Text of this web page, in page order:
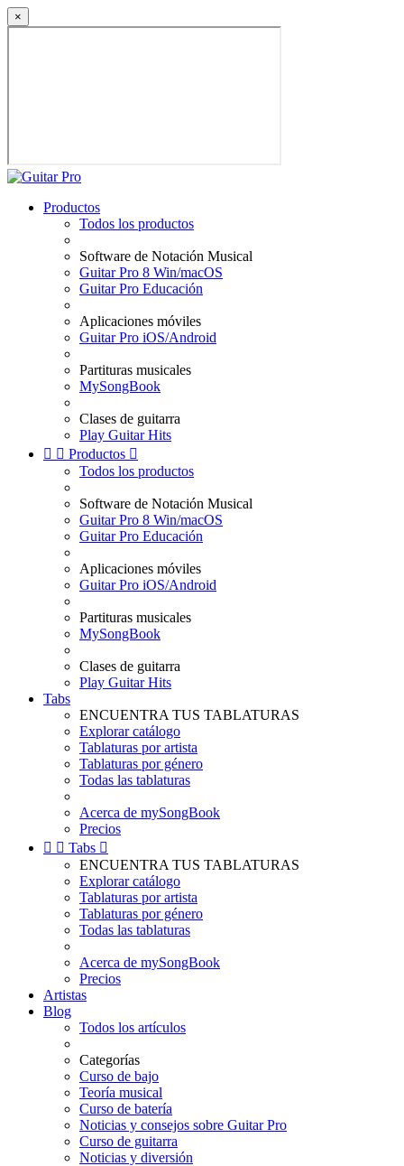
×
Productos
Todos los productos
Software de Notación Musical
Guitar Pro 8 Win/macOS
Guitar Pro Educación
Aplicaciones móviles
Guitar Pro iOS/Android
Partituras musicales
MySongBook
Clases de guitarra
Play Guitar Hits
  Productos 
Todos los productos
Software de Notación Musical
Guitar Pro 8 Win/macOS
Guitar Pro Educación
Aplicaciones móviles
Guitar Pro iOS/Android
Partituras musicales
MySongBook
Clases de guitarra
Play Guitar Hits
Tabs
ENCUENTRA TUS TABLATURAS
Explorar catálogo
Tablaturas por artista
Tablaturas por género
Todas las tablaturas
Acerca de mySongBook
Precios
  Tabs 
ENCUENTRA TUS TABLATURAS
Explorar catálogo
Tablaturas por artista
Tablaturas por género
Todas las tablaturas
Acerca de mySongBook
Precios
Artistas
Blog
Todos los artículos
Categorías
Curso de bajo
Teoría musical
Curso de batería
Noticias y consejos sobre Guitar Pro
Curso de guitarra
Noticias y diversión